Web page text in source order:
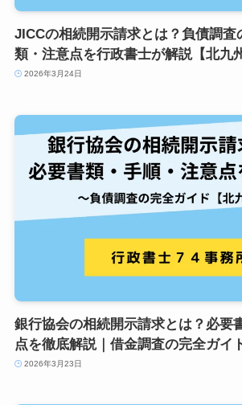
JICCの相続開示請求とは？負債調査
類・注意点を行政書士が解説【北九
2026年3月24日
銀行協会の相続開示請求とは？必要
点を徹底解説｜借金調査の完全ガイ
2026年3月23日